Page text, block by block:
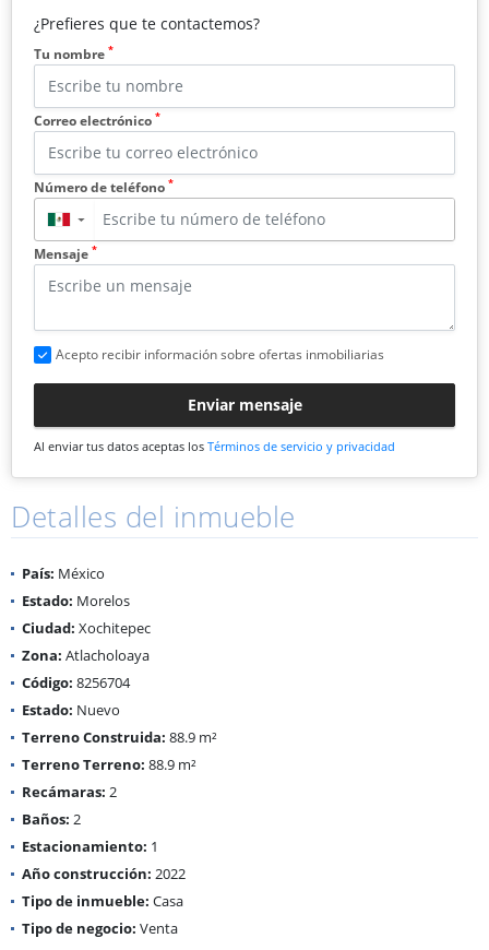
¿Prefieres que te contactemos?
Tu nombre *
Correo electrónico *
Número de teléfono *
▼
Mensaje *
Acepto recibir información sobre ofertas inmobiliarias
Enviar mensaje
Al enviar tus datos aceptas los Términos de servicio y privacidad
Detalles del inmueble
País: México
Estado: Morelos
Ciudad: Xochitepec
Zona: Atlacholoaya
Código: 8256704
Estado: Nuevo
Terreno Construida: 88.9 m²
Terreno Terreno: 88.9 m²
Recámaras: 2
Baños: 2
Estacionamiento: 1
Año construcción: 2022
Tipo de inmueble: Casa
Tipo de negocio: Venta